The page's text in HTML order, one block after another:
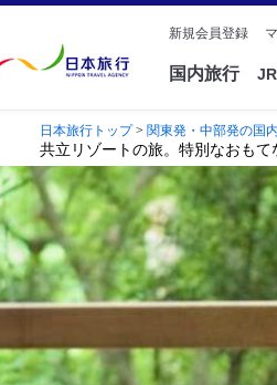
新規会員登録
国内旅行
日本旅行トップ> 関東発・中部発の国
共立リゾートの旅。特別なおもて